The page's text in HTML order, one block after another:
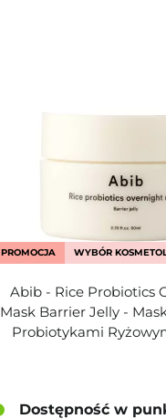
PROMOCJA WYBÓR
Abib - Rice Probiotics
Mask Barrier Jelly -
Probiotykami
Dostępność w